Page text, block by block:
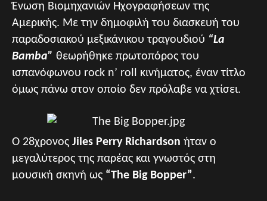
Ένωση Βιομηχανιών Ηχογραφήσεων της
Αμερικής. Με την δημοφιλή του διασκευή του
παραδοσιακού μεξικάνικου τραγουδιού “La
Bamba” θεωρήθηκε πρωτοπόρος του
ισπανόφωνου rock n’ roll κινήματος, έναν τίτλο
όμως πάνω στον οποίο δεν πρόλαβε να χτίσει.
Ο 28χρονος Jiles Perry Richardson ήταν ο
μεγαλύτερος της παρέας και γνωστός στη
μουσική σκηνή ως “The Big Bopper”.